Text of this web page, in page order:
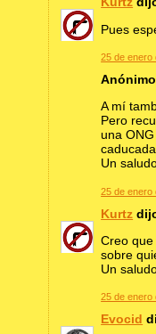
Pues
25 de enero
A mí
Pero
una
Un
25 de enero
Kurtz
Creo
sobre
Un
25 de enero
Evocid